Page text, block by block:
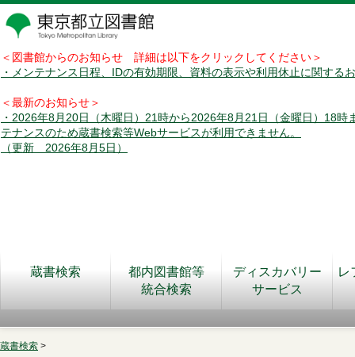
＜図書館からのお知らせ 詳細は以下をクリックしてください＞
・メンテナンス日程、IDの有効期限、資料の表示や利用休止に関する
＜最新のお知らせ＞
・2026年8月20日（木曜日）21時から2026年8月21日（金曜日）18時
テナンスのため蔵書検索等Webサービスが利用できません。
（更新 2026年8月5日）
蔵書検索
都内図書館等
統合検索
ディスカバリー
サービス
レ
蔵書検索 >